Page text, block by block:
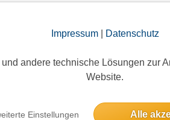
Impressum| Datenschutz
andere technische Lösungen zur
Website.
Einstellungen Alle